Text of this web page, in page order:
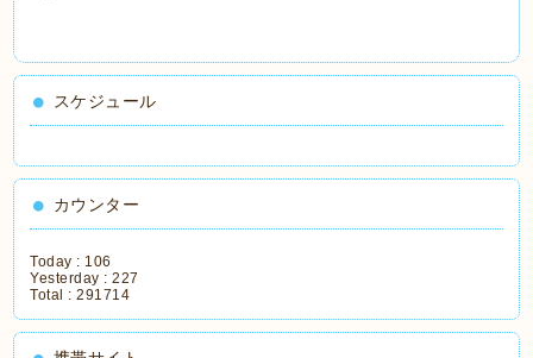
スケジュール
カウンター
Today : 106
Yesterday :227
Total :291714